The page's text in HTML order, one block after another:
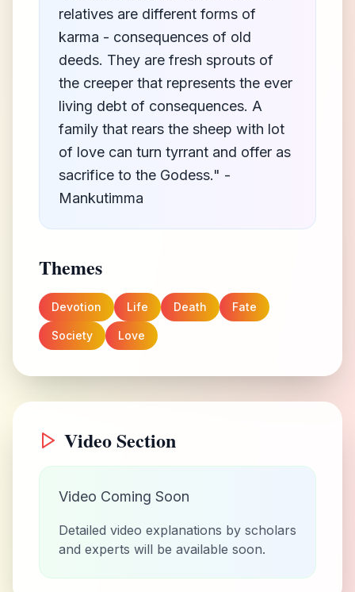
relatives are different forms of
karma - consequences of old
deeds. They are fresh sprouts of
the creeper that represents the ever
living debt of consequences. A
family that rears the sheep with lot
of love can turn tyrrant and offer as
sacrifice to the Godess." -
Mankutimma
Themes
Devotion Life Death Fate
Society Love
Video Section
Video Coming Soon
Detailed video explanations by scholars
and experts will be available soon.